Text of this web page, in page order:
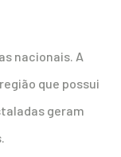
nacionais. A
que possui
geram